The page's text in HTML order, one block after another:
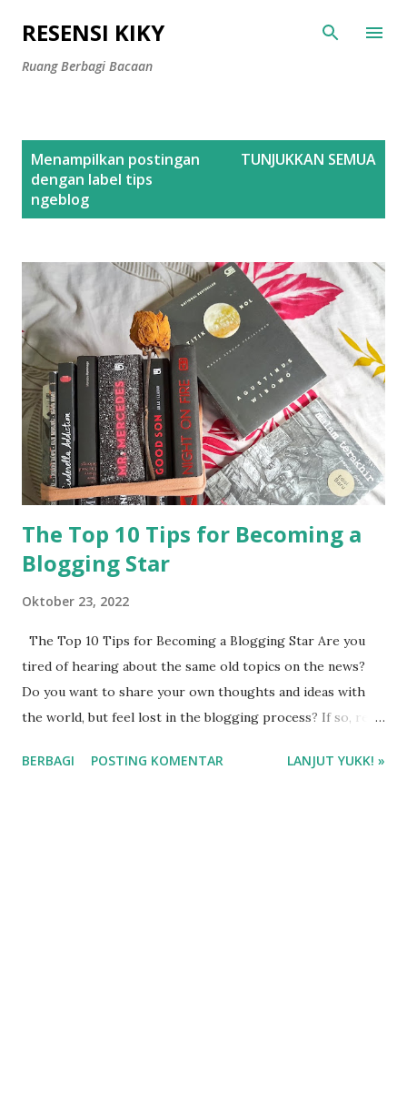
Langsung ke konten utama
RESENSI KIKY
Ruang Berbagi Bacaan
Menampilkan postingan
dengan label tips
ngeblog
TUNJUKKAN SEMUA
The Top 10 Tips for Becoming a
Blogging Star
Oktober 23, 2022
The Top 10 Tips for Becoming a Blogging Star Are you
tired of hearing about the same old topics on the news?
Do you want to share your own thoughts and ideas with
the world, but feel lost in the blogging process? If so, read
BERBAGI POSTING KOMENTAR LANJUT YUKK! »